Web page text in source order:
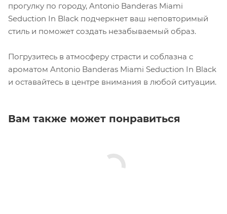
прогулку по городу, Antonio Banderas Miami
Seduction In Black подчеркнет ваш неповторимый
стиль и поможет создать незабываемый образ.
Погрузитесь в атмосферу страсти и соблазна с
ароматом Antonio Banderas Miami Seduction In Black
и оставайтесь в центре внимания в любой ситуации.
Вам также может понравиться